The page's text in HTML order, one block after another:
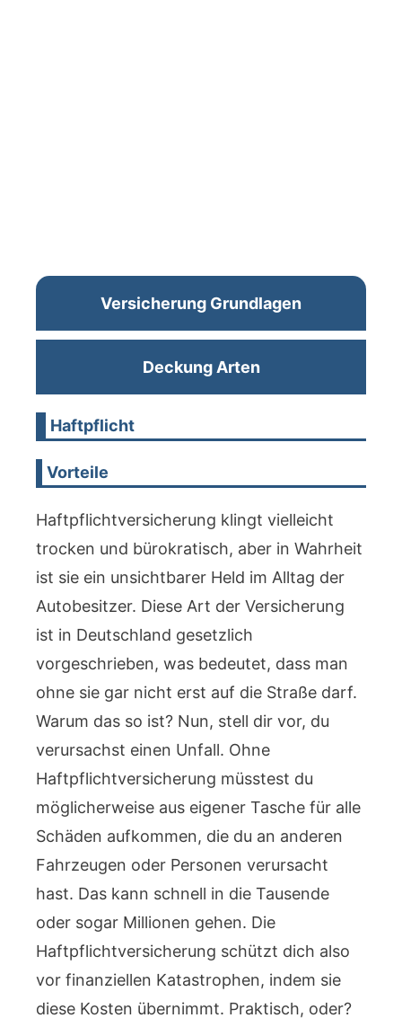
Versicherung Grundlagen
Deckung Arten
Haftpflicht
Vorteile
Haftpflichtversicherung klingt vielleicht
trocken und bürokratisch, aber in Wahrheit
ist sie ein unsichtbarer Held im Alltag der
Autobesitzer. Diese Art der Versicherung
ist in Deutschland gesetzlich
vorgeschrieben, was bedeutet, dass man
ohne sie gar nicht erst auf die Straße darf.
Warum das so ist? Nun, stell dir vor, du
verursachst einen Unfall. Ohne
Haftpflichtversicherung müsstest du
möglicherweise aus eigener Tasche für alle
Schäden aufkommen, die du an anderen
Fahrzeugen oder Personen verursacht
hast. Das kann schnell in die Tausende
oder sogar Millionen gehen. Die
Haftpflichtversicherung schützt dich also
vor finanziellen Katastrophen, indem sie
diese Kosten übernimmt. Praktisch, oder?